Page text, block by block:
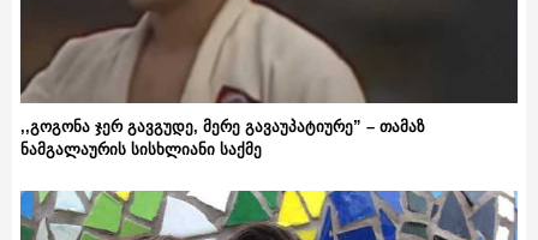
,,გოგონა ჯერ გავგუდე, მერე გავაუპატიურე” – თამაზ
ნამგალაურის სისხლიანი საქმე